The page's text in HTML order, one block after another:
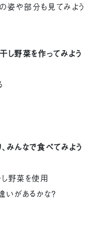
姿や部分も見てみよう
し野菜を作ってみよう
みんなで食べてみよう
し野菜を使用
いがあるかな？